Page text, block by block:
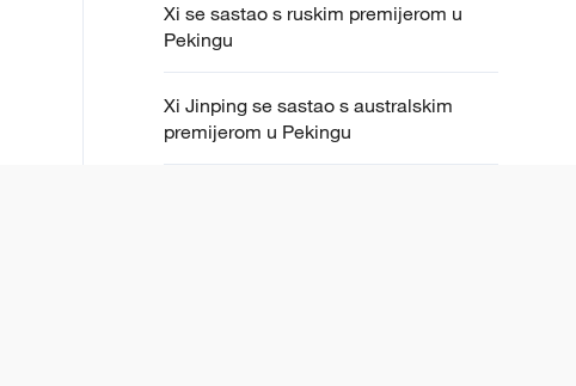
Xi se sastao s ruskim premijerom u
Pekingu
Xi Jinping se sastao s australskim
premijerom u Pekingu